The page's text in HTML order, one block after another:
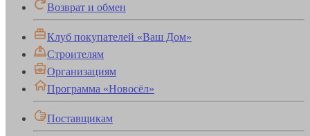
Возврат и обмен
Клуб покупателей «Ваш Дом»
Строителям
Организациям
Программа «Новосёл»
Поставщикам